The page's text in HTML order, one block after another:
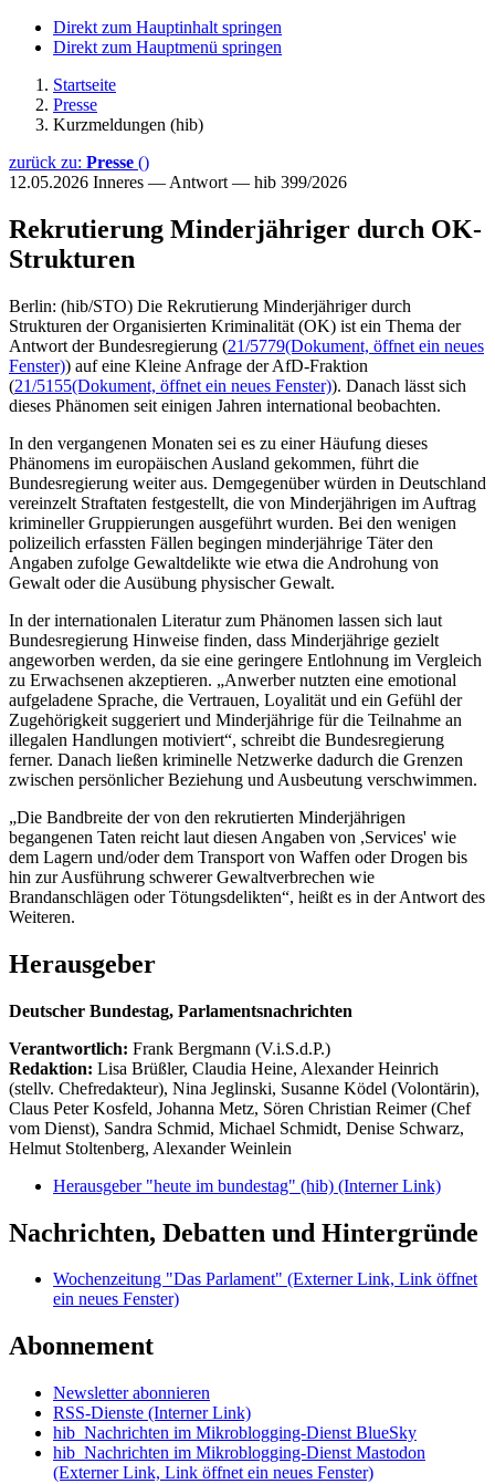
Direkt zum Hauptinhalt springen
Direkt zum Hauptmenü springen
Startseite
Presse
Kurzmeldungen (hib)
zurück zu: Presse ()
12.05.2026 Inneres — Antwort — hib 399/2026
Rekrutierung Minderjähriger durch OK-
Strukturen
Berlin: (hib/STO) Die Rekrutierung Minderjähriger durch
Strukturen der Organisierten Kriminalität (OK) ist ein Thema der
Antwort der Bundesregierung (21/5779(Dokument, öffnet ein neues
Fenster)) auf eine Kleine Anfrage der AfD-Fraktion
(21/5155(Dokument, öffnet ein neues Fenster)). Danach lässt sich
dieses Phänomen seit einigen Jahren international beobachten.
In den vergangenen Monaten sei es zu einer Häufung dieses
Phänomens im europäischen Ausland gekommen, führt die
Bundesregierung weiter aus. Demgegenüber würden in Deutschland
vereinzelt Straftaten festgestellt, die von Minderjährigen im Auftrag
krimineller Gruppierungen ausgeführt wurden. Bei den wenigen
polizeilich erfassten Fällen begingen minderjährige Täter den
Angaben zufolge Gewaltdelikte wie etwa die Androhung von
Gewalt oder die Ausübung physischer Gewalt.
In der internationalen Literatur zum Phänomen lassen sich laut
Bundesregierung Hinweise finden, dass Minderjährige gezielt
angeworben werden, da sie eine geringere Entlohnung im Vergleich
zu Erwachsenen akzeptieren. „Anwerber nutzten eine emotional
aufgeladene Sprache, die Vertrauen, Loyalität und ein Gefühl der
Zugehörigkeit suggeriert und Minderjährige für die Teilnahme an
illegalen Handlungen motiviert“, schreibt die Bundesregierung
ferner. Danach ließen kriminelle Netzwerke dadurch die Grenzen
zwischen persönlicher Beziehung und Ausbeutung verschwimmen.
„Die Bandbreite der von den rekrutierten Minderjährigen
begangenen Taten reicht laut diesen Angaben von ,Services' wie
dem Lagern und/oder dem Transport von Waffen oder Drogen bis
hin zur Ausführung schwerer Gewaltverbrechen wie
Brandanschlägen oder Tötungsdelikten“, heißt es in der Antwort des
Weiteren.
Herausgeber
Deutscher Bundestag, Parlamentsnachrichten
Verantwortlich: Frank Bergmann (V.i.S.d.P.)
Redaktion: Lisa Brüßler, Claudia Heine, Alexander Heinrich
(stellv. Chefredakteur), Nina Jeglinski, Susanne Ködel (Volontärin),
Claus Peter Kosfeld, Johanna Metz, Sören Christian Reimer (Chef
vom Dienst), Sandra Schmid, Michael Schmidt, Denise Schwarz,
Helmut Stoltenberg, Alexander Weinlein
Herausgeber "heute im bundestag" (hib) (Interner Link)
Nachrichten, Debatten und Hintergründe
Wochenzeitung "Das Parlament" (Externer Link, Link öffnet
ein neues Fenster)
Abonnement
Newsletter abonnieren
RSS-Dienste (Interner Link)
hib_Nachrichten im Mikroblogging-Dienst BlueSky
hib_Nachrichten im Mikroblogging-Dienst Mastodon
(Externer Link, Link öffnet ein neues Fenster)